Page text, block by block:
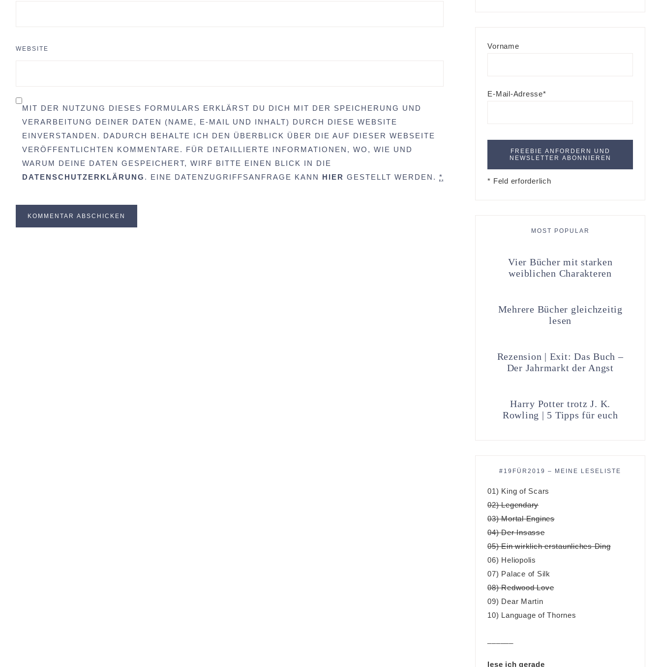
WEBSITE
MIT DER NUTZUNG DIESES FORMULARS ERKLÄRST DU DICH MIT DER SPEICHERUNG UND
VERARBEITUNG DEINER DATEN (NAME, E-MAIL UND INHALT) DURCH DIESE WEBSITE
EINVERSTANDEN. DADURCH BEHALTE ICH DEN ÜBERBLICK ÜBER DIE AUF DIESER WEBSEITE
VERÖFFENTLICHTEN KOMMENTARE. FÜR DETAILLIERTE INFORMATIONEN, WO, WIE UND
WARUM DEINE DATEN GESPEICHERT, WIRF BITTE EINEN BLICK IN DIE
DATENSCHUTZERKLÄRUNG . EINE DATENZUGRIFFSANFRAGE KANN HIER GESTELLT WERDEN. *
Vorname
E-Mail-Adresse*
* Feld erforderlich
MOST POPULAR
Vier Bücher mit starken
weiblichen Charakteren
Mehrere Bücher gleichzeitig
lesen
Rezension | Exit: Das Buch –
Der Jahrmarkt der Angst
Harry Potter trotz J. K.
Rowling | 5 Tipps für euch
#19FÜR2019 – MEINE LESELISTE
01) King of Scars
02) Legendary
03) Mortal Engines
04) Der Insasse
05) Ein wirklich erstaunliches Ding
06) Heliopolis
07) Palace of Silk
08) Redwood Love
09) Dear Martin
10) Language of Thornes
lese ich gerade